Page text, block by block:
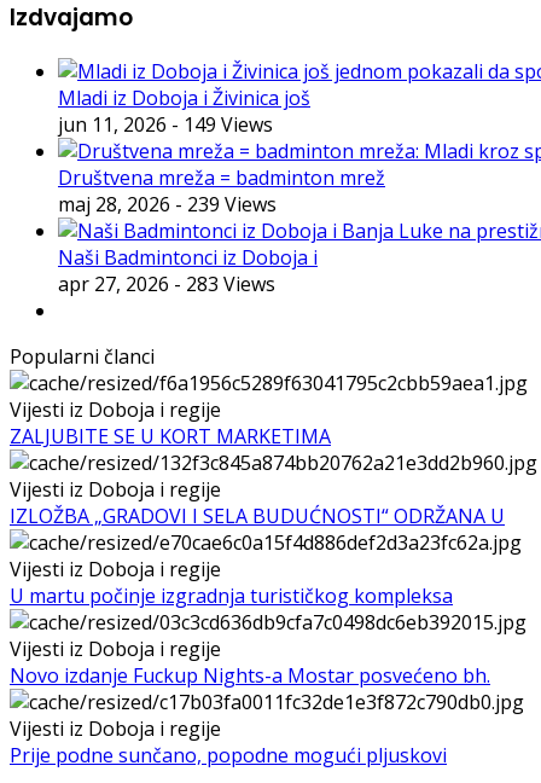
Izdvajamo
Mladi iz Doboja i Živinica još
jun 11, 2026 - 149 Views
Društvena mreža = badminton mrež
maj 28, 2026 - 239 Views
Naši Badmintonci iz Doboja i
apr 27, 2026 - 283 Views
Popularni članci
Vijesti iz Doboja i regije
ZALJUBITE SE U KORT MARKETIMA
Vijesti iz Doboja i regije
IZLOŽBA „GRADOVI I SELA BUDUĆNOSTI“ ODRŽANA U
Vijesti iz Doboja i regije
U martu počinje izgradnja turističkog kompleksa
Vijesti iz Doboja i regije
Novo izdanje Fuckup Nights-a Mostar posvećeno bh.
Vijesti iz Doboja i regije
Prije podne sunčano, popodne mogući pljuskovi